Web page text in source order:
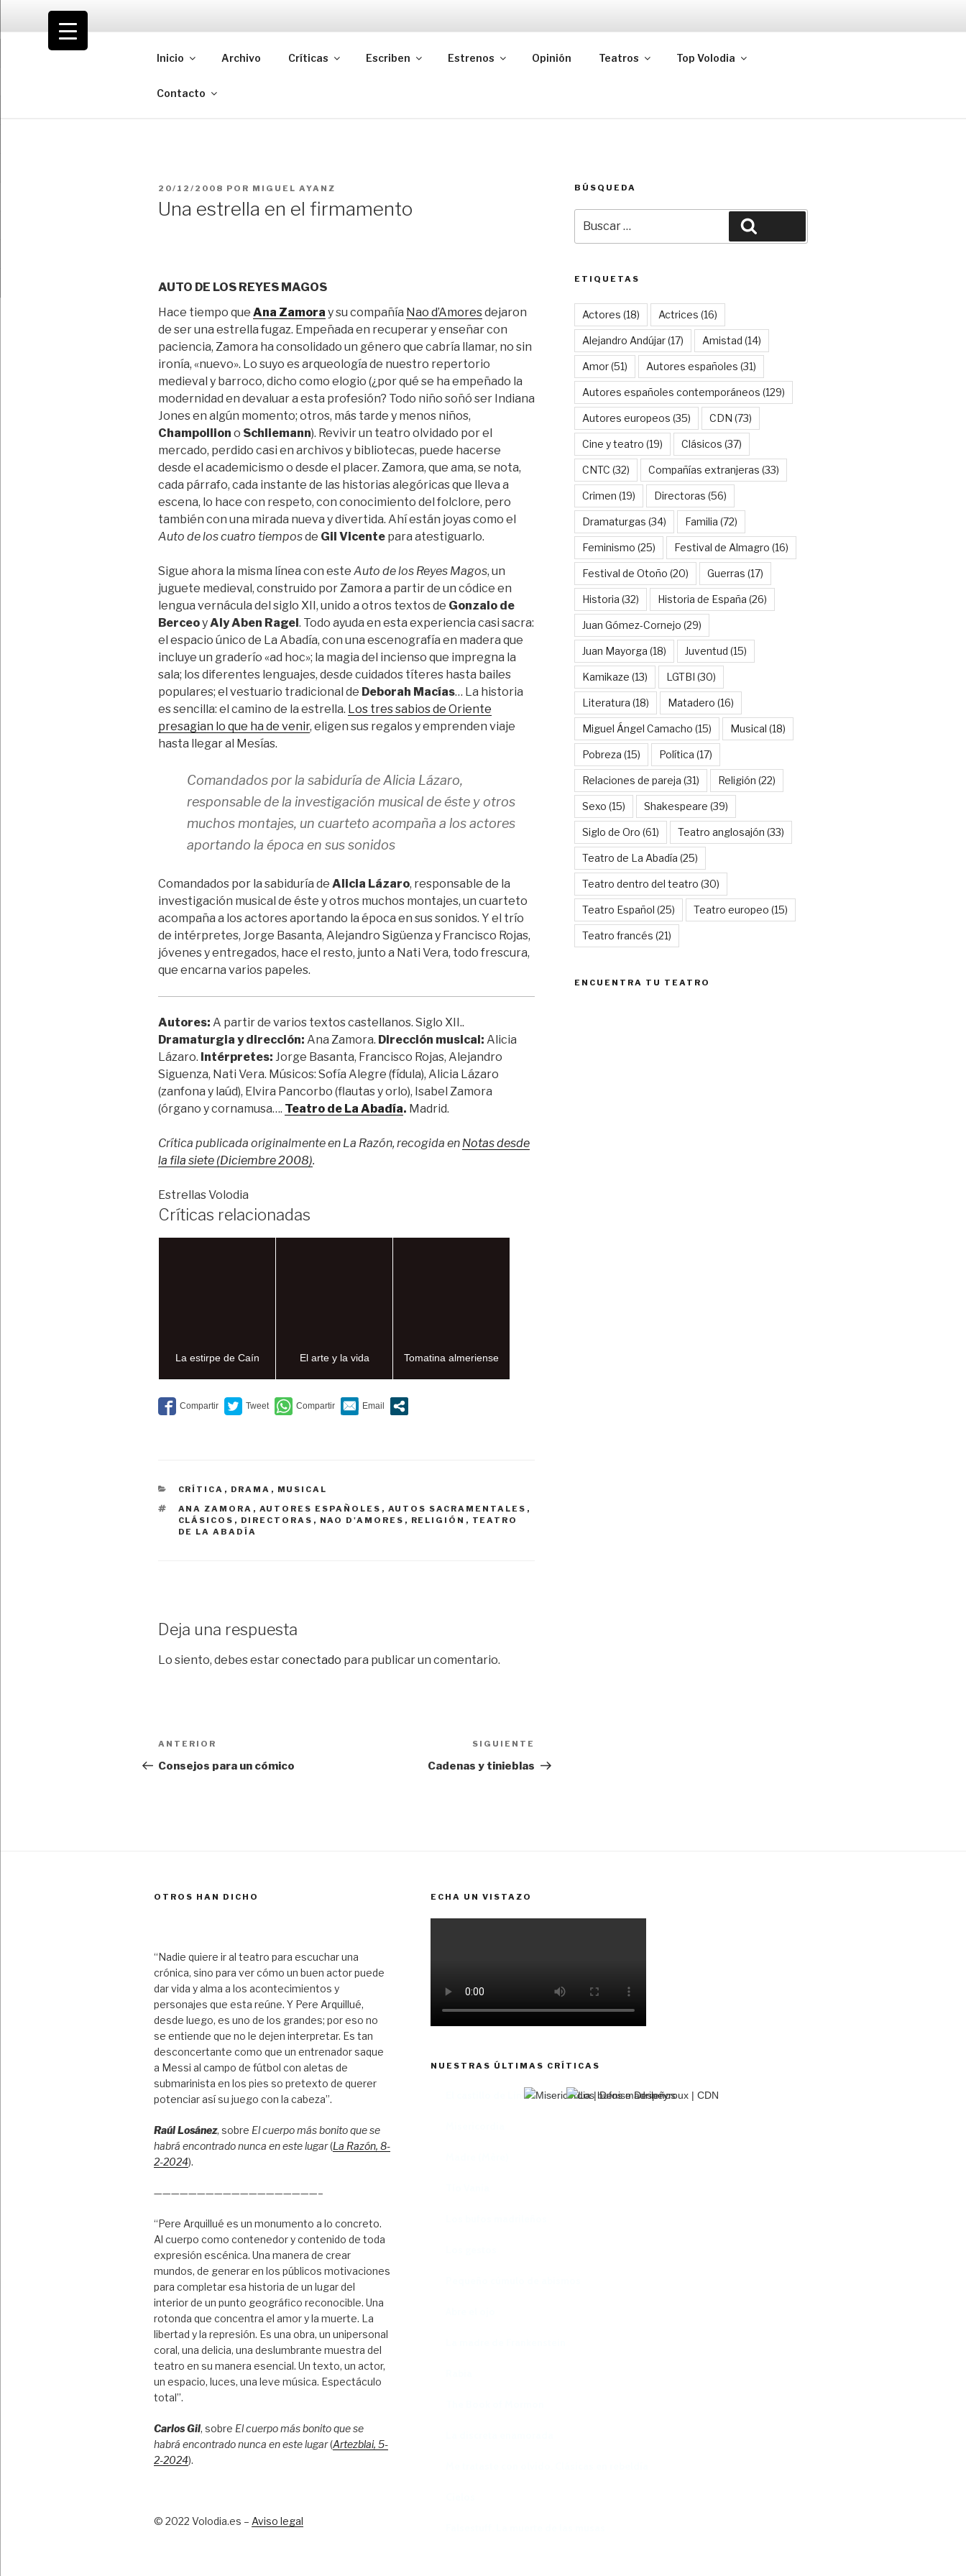
contenido
VOLODIA
Inicio Archivo Críticas Escriben Estrenos Opinión Teatros Top Volodia
Contacto
PUBLICADO
20/12/2008 POR MIGUEL AYANZ
Una estrella en el firmamento
AUTO DE LOS REYES MAGOS
Hace tiempo que Ana Zamora y su compañía Nao d’Amoresdejaron
de ser una estrella fugaz. Empeñada en recuperar y enseñar con
paciencia, Zamora ha consolidado un género que cabría llamar, no sin
ironía, «nuevo». Lo suyo es arqueología de nuestro repertorio
medieval y barroco, dicho como elogio (¿por qué se ha empeñado la
modernidad en devaluar a esta profesión? Todo niño soñó ser Indiana
Jones en algún momento; otros, más tarde y menos niños,
Champollion o Schliemann). Revivir un teatro olvidado por el
mercado, perdido casi en archivos y bibliotecas, puede hacerse
desde el academicismo o desde el placer. Zamora, que ama, se nota,
cada párrafo, cada instante de las historias alegóricas que lleva a
escena, lo hace con respeto, con conocimiento del folclore, pero
también con una mirada nueva y divertida. Ahí están joyas como el
Auto de los cuatro tiemposde Gil Vicente para atestiguarlo.
Sigue ahora la misma línea con este Auto de los Reyes Magos, un
juguete medieval, construido por Zamora a partir de un códice en
lengua vernácula del siglo XII, unido a otros textos de Gonzalo de
BerceoyAly Aben Ragel . Todo ayuda en esta experiencia casi sacra:
el espacio único de La Abadía, con una escenografía en madera que
incluye un graderío «ad hoc»; la magia del incienso que impregna la
sala; los diferentes lenguajes, desde cuidados títeres hasta bailes
populares; el vestuario tradicional de Deborah Macías… La historia
es sencilla: el camino de la estrella. Los tres sabios de Oriente
presagian lo que ha de venir, eligen sus regalos y emprenden viaje
hasta llegar al Mesías.
Comandados por la sabiduría de Alicia Lázaro,
responsable de la investigación musical de éste y otros
muchos montajes, un cuarteto acompaña a los actores
aportando la época en sus sonidos
Comandados por la sabiduría de Alicia Lázaro, responsable de la
investigación musical de éste y otros muchos montajes, un cuarteto
acompaña a los actores aportando la época en sus sonidos. Y el trío
de intérpretes, Jorge Basanta, Alejandro Sigüenza y Francisco Rojas,
jóvenes y entregados, hace el resto, junto a Nati Vera, todo frescura,
que encarna varios papeles.
Autores: A partir de varios textos castellanos. Siglo XII..
Dramaturgia y dirección: Ana Zamora. Dirección musical: Alicia
Lázaro. Intérpretes: Jorge Basanta, Francisco Rojas, Alejandro
Siguenza, Nati Vera. Músicos: Sofía Alegre (fídula), Alicia Lázaro
(zanfona y laúd), Elvira Pancorbo (flautas y orlo), Isabel Zamora
(órgano y cornamusa…. Teatro de La Abadía. Madrid.
Crítica publicada originalmente en La Razón, recogida en Notas desde
la fila siete (Diciembre 2008).
Estrellas Volodia
Críticas relacionadas
La estirpe de Caín El arte y la vida Tomatina almeriense
CATEGORÍAS
CRÍTICA , DRAMA , MUSICAL
ETIQUETAS
ANA ZAMORA , AUTORES ESPAÑOLES , AUTOS SACRAMENTALES ,
CLÁSICOS , DIRECTORAS , NAO D'AMORES , RELIGIÓN , TEATRO
DE LA ABADÍA
Deja una respuesta
Lo siento, debes estarconectado para publicar un comentario.
Navegación
de
Entrada
anterior:
ANTERIOR
Consejos para un cómico
entrada
SIGUIENTE
Cadenas y tinieblas
BÚSQUEDA
por:
ETIQUETAS
Actores (18) Actrices (16)
Alejandro Andújar(17) Amistad (14)
Amor(51) Autores españoles (31)
Autores españoles contemporáneos (129)
Autores europeos (35) CDN (73)
Cine y teatro (19) Clásicos (37)
CNTC (32) Compañías extranjeras (33)
Crimen (19) Directoras (56)
Dramaturgas (34) Familia (72)
Feminismo (25) Festival de Almagro (16)
Festival de Otoño (20) Guerras (17)
Historia (32) Historia de España (26)
Juan Gómez-Cornejo (29)
Juan Mayorga (18) Juventud (15)
Kamikaze (13) LGTBI (30)
Literatura (18) Matadero (16)
Miguel Ángel Camacho (15) Musical (18)
Pobreza (15) Política (17)
Relaciones de pareja (31) Religión (22)
Sexo (15) Shakespeare (39)
Siglo de Oro (61) Teatro anglosajón (33)
Teatro de La Abadía (25)
Teatro dentro del teatro (30)
Teatro Español (25) Teatro europeo (15)
Teatro francés (21)
ENCUENTRA TU TEATRO
OTROS HAN DICHO
“Nadie quiere ir al teatro para escuchar una
crónica, sino para ver cómo un buen actor puede
dar vida y alma a los acontecimientos y
personajes que esta reúne. Y Pere Arquillué,
desde luego, es uno de los grandes; por eso no
se entiende que no le dejen interpretar. Es tan
desconcertante como que un entrenador saque
a Messi al campo de fútbol con aletas de
submarinista en los pies so pretexto de querer
potenciar así su juego con la cabeza”.
Raúl Losánez, sobre El cuerpo más bonito que se
habrá encontrado nunca en este lugar(La Razón, 8-
2-2024).
———————————————————–
“Pere Arquillué es un monumento a lo concreto.
Al cuerpo como contenedor y contenido de toda
expresión escénica. Una manera de crear
mundos, de generar en los públicos motivaciones
para completar esa historia de un lugar del
interior de un punto geográfico reconocible. Una
rotonda que concentra el amor y la muerte. La
libertad y la represión. Es una obra, un unipersonal
coral, una delicia, una deslumbrante muestra del
teatro en su manera esencial. Un texto, un actor,
un espacio, luces, una leve música. Espectáculo
total”.
Carlos Gil, sobre El cuerpo más bonito que se
habrá encontrado nunca en este lugar(Artezblai, 5-
2-2024).
© 2022 Volodia.es – Aviso legal
ECHA UN VISTAZO
NUESTRAS ÚLTIMAS CRÍTICAS
El castillo de Lindabridis